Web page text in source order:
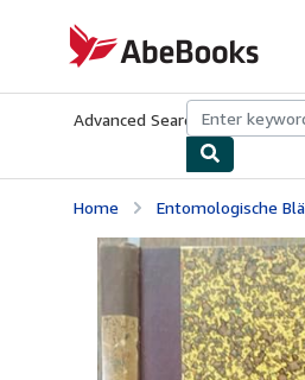
AbeBooks.com
Advanced Search Browse
Home Entomologische